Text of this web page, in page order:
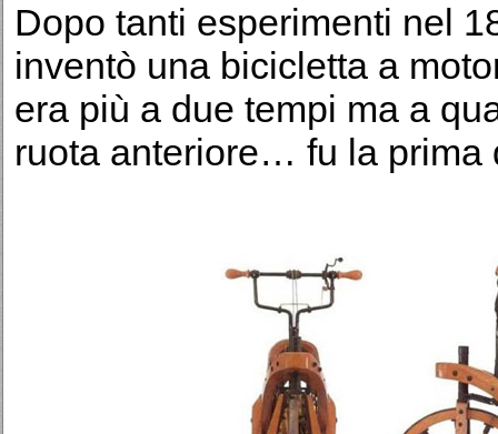
Dopo tanti esperimenti nel
inventò una bicicletta a
era più a due tempi ma a
ruota anteriore… fu la prima